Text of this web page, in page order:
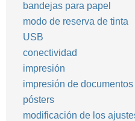
bandejas para papel
modo de reserva de tinta
USB
conectividad
impresión
impresión de documentos
pósters
modificación de los